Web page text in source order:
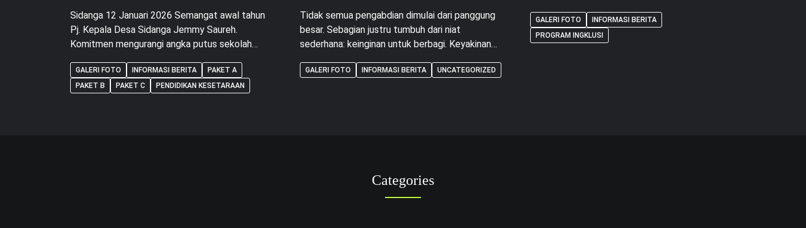
Sidanga 12 Januari 2026 Semangat awal tahun
Pj. Kepala Desa Sidanga Jemmy Saureh.
Komitmen mengurangi angka putus sekolah
C. Yang bekerjasama dengan Literasi Halmahera
Tengah Pusat Kegiatan Belajar Masyarakat
GALERI FOTO INFORMASI BERITA
PAKET A
PAKET B
PAKET C PENDIDIKAN KESETARAAN
Tidak semua pengabdian dimulai dari panggung
besar. Sebagian justru tumbuh dari niat
sederhana: keinginan untuk berbagi. Keyakinan
seorang Aparatur Sipil Negara (ASN) di
GALERI FOTO INFORMASI BERITA UNCATEGORIZED
Utara. Putri berdarah Sulawesi Buton, yang
berdomisili di Halmahera Tengah sejak berusia 3
GALERI FOTO
INFORMASI BERITA
PROGRAM INGKLUSI
Categories